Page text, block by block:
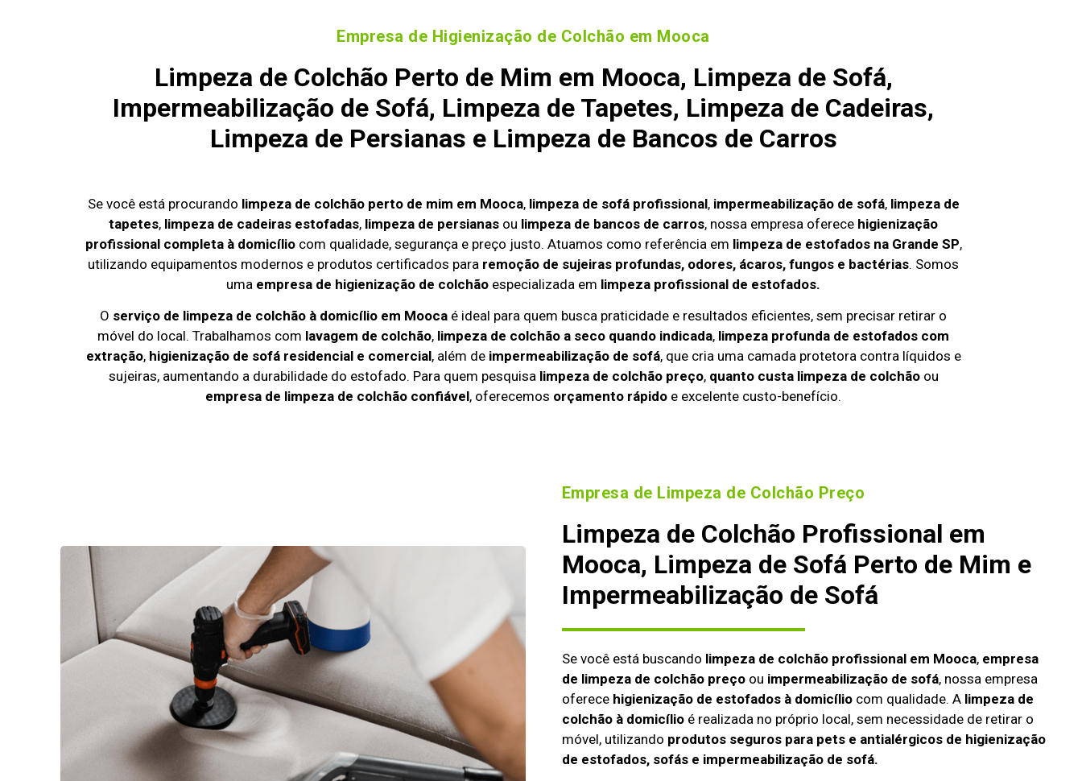
Empresa de Higienização de Colchão em Mooca
Limpeza de Colchão Perto de Mim em Mooca, Limpeza de Sofá,
Impermeabilização de Sofá, Limpeza de Tapetes, Limpeza de Cadeiras,
Limpeza de Persianas e Limpeza de Bancos de Carros
Se você está procurando limpeza de colchão perto de mim em Mooca, limpeza de sofá profissional, impermeabilização de sofá, limpeza de
tapetes, limpeza de cadeiras estofadas, limpeza de persianas ou limpeza de bancos de carros, nossa empresa oferece higienização
profissional completa à domicíliocom qualidade, segurança e preço justo. Atuamos como referência em limpeza de estofados na Grande SP,
utilizando equipamentos modernos e produtos certificados para remoção de sujeiras profundas, odores, ácaros, fungos e bactérias. Somos
uma empresa de higienização de colchão especializada em limpeza profissional de estofados.
O serviço de limpeza de colchão à domicílio em Mooca é ideal para quem busca praticidade e resultados eficientes, sem precisar retirar o
móvel do local. Trabalhamos com lavagem de colchão, limpeza de colchão a seco quando indicada, limpeza profunda de estofados com
extração, higienização de sofá residencial e comercial, além de impermeabilização de sofá, que cria uma camada protetora contra líquidos e
sujeiras, aumentando a durabilidade do estofado. Para quem pesquisa limpeza de colchão preço, quanto custa limpeza de colchãoou
empresa de limpeza de colchão confiável, oferecemos orçamento rápido e excelente custo-benefício.
Empresa de Limpeza de Colchão Preço
Limpeza de Colchão Profissional em
Mooca, Limpeza de Sofá Perto de Mim e
Impermeabilização de Sofá
Se você está buscando limpeza de colchão profissional em Mooca, empresa
de limpeza de colchão preçoou impermeabilização de sofá, nossa empresa
oferece higienização de estofados à domicíliocom qualidade. A limpeza de
colchão à domicílioé realizada no próprio local, sem necessidade de retirar o
móvel, utilizando produtos seguros para pets e antialérgicos de higienização
de estofados, sofás e impermeabilização de sofá.